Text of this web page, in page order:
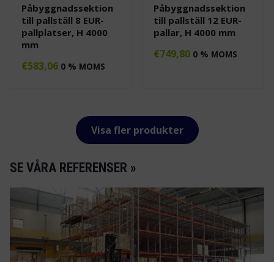
Påbyggnadssektion
till pallställ 8 EUR-
pallplatser, H 4000
mm
€583,06 0 % MOMS
Påbyggnadssektion
till pallställ 12 EUR-
pallar, H 4000 mm
€749,80 0 % MOMS
Visa fler produkter
SE VÅRA REFERENSER »